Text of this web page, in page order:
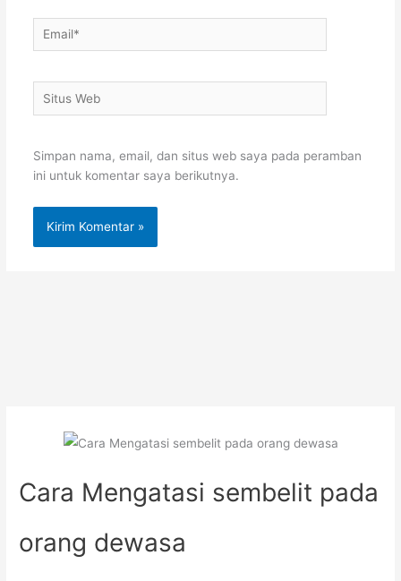
Email*
Situs
Simpan nama, email, dan situs web saya pada peramban
ini untuk komentar saya berikutnya.
Cara Mengatasi sembelit pada
orang dewasa